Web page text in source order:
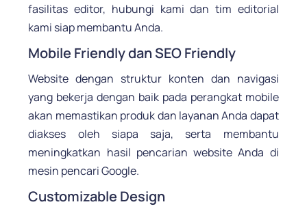
fasilitas editor, hubungi kami dan tim editorial
kami siap membantu Anda.
Mobile Friendly dan SEO Friendly
Website dengan struktur konten dan navigasi
yang bekerja dengan baik pada perangkat mobile
akan memastikan produk dan layanan Anda dapat
diakses oleh siapa saja, serta membantu
meningkatkan hasil pencarian website Anda di
mesin pencari Google.
Customizable Design